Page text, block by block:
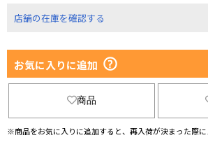
店舗の在庫を確認する
お気に入りに追加
商品
※商品をお気に入りに追加すると、再入荷が決まった際に